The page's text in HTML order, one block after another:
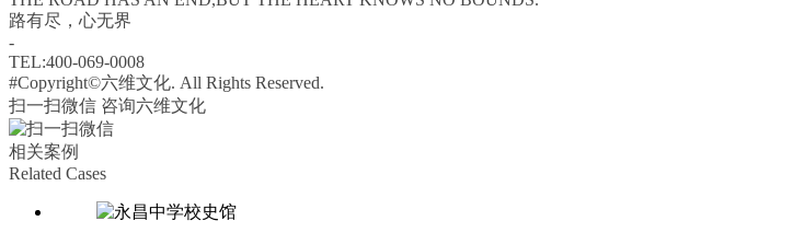
路有尽，心无界
-
TEL:400-069-0008
#Copyright©六维文化. All Rights Reserved.
扫一扫微信 咨询六维文化
相关案例
Related Cases